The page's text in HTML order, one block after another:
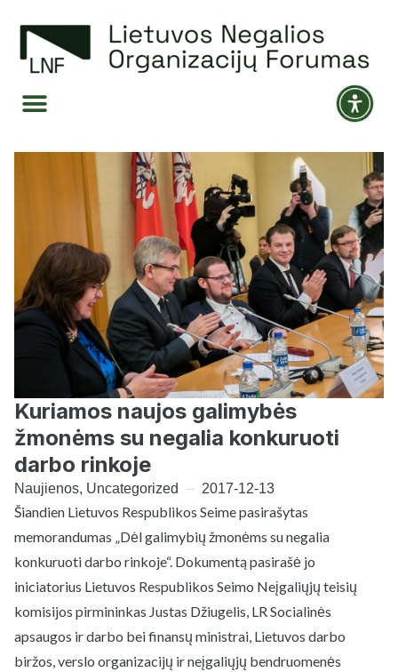
Kuriamos naujos galimybės
žmonėms su negalia konkuruoti
darbo rinkoje
Naujienos, Uncategorized 2017-12-13
Šiandien Lietuvos Respublikos Seime pasirašytas
memorandumas „Dėl galimybių žmonėms su negalia
konkuruoti darbo rinkoje“. Dokumentą pasirašė jo
iniciatorius Lietuvos Respublikos Seimo Neįgaliųjų teisių
komisijos pirmininkas Justas Džiugelis, LR Socialinės
apsaugos ir darbo bei finansų ministrai, Lietuvos darbo
biržos, verslo organizacijų ir neįgaliųjų bendruomenės